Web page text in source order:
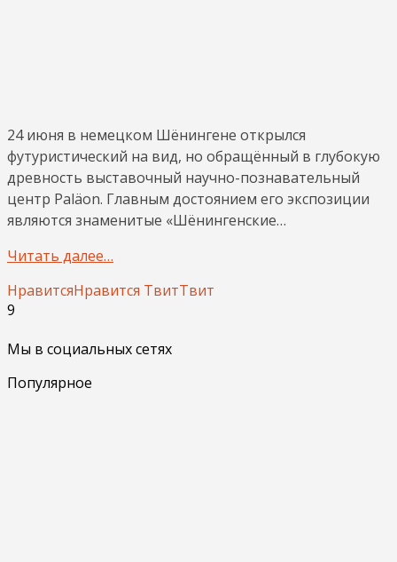
24 июня в немецком Шёнингене открылся
футуристический на вид, но обращённый в глубокую
древность выставочный научно-познавательный
центр Paläon. Главным достоянием его экспозиции
являются знаменитые «Шёнингенские…
Читать далее…
НравитсяНравится ТвитТвит
9
Мы в социальных сетях
Популярное